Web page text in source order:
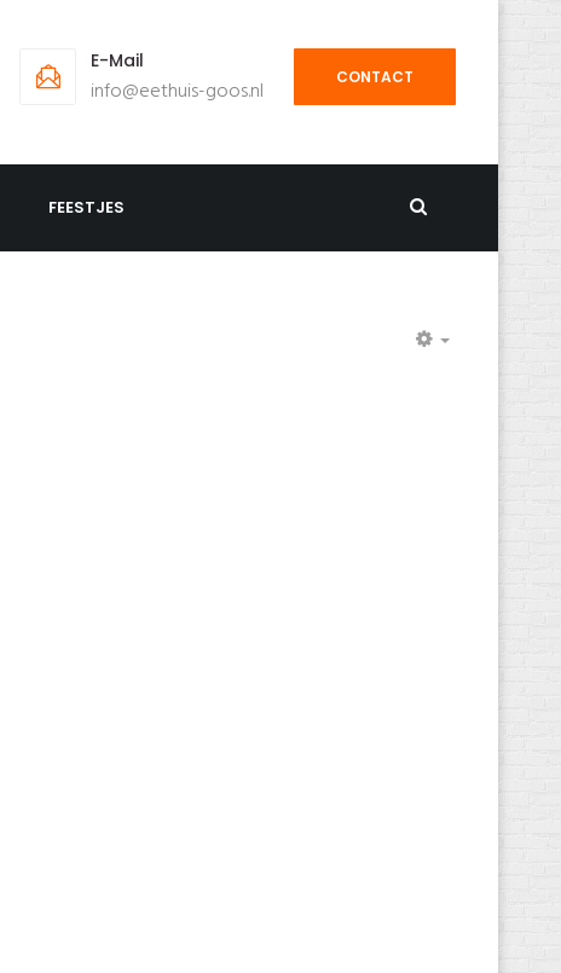
E-Mail
info@eethuis-goos.nl CONTACT
FEESTJES